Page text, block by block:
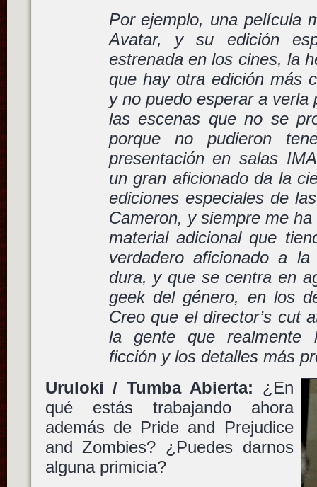
Por ejemplo, una película
Avatar, y su edición
estrenada en los cines, la
que hay otra edición más
y no puedo esperar a verla
las escenas que no se
porque no pudieron
presentación en salas
un gran aficionado da la
ediciones especiales de
Cameron, y siempre me
material adicional que
verdadero aficionado a
dura, y que se centra en
geek del género, en los
Creo que el director’s cut
la gente que realmente
ficción y los detalles más
Uruloki / Tumba Abierta: ¿En
qué estás trabajando ahora
además de Pride and Prejudice
and Zombies? ¿Puedes darnos
alguna primicia?